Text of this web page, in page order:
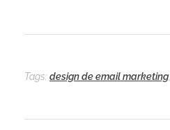
Tags: design de email marketing,